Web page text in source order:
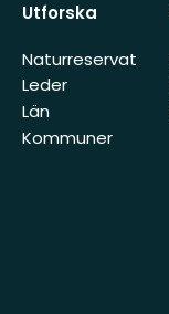
Utforska
Naturreservat
Leder
Län
Kommuner